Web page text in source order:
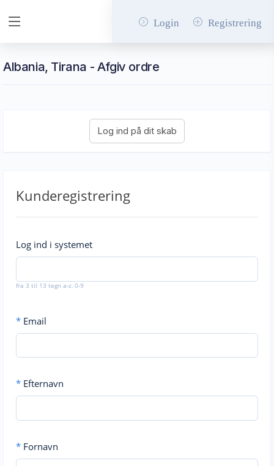
Login Registrering
Albania, Tirana - Afgiv ordre
Kunderegistrering
Log ind i systemet
fra 3 til 13 tegn a-z, 0-9
* Email
* Efternavn
* Fornavn